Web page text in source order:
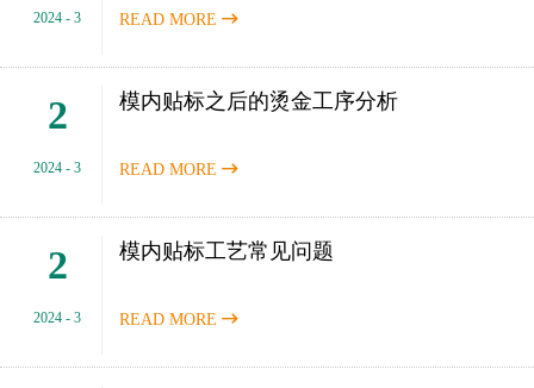
2024 - 3 READ MORE 
2
2024 - 3
模内贴标之后的烫金工序分析
READ MORE 
2
2024 - 3
模内贴标工艺常见问题
READ MORE 